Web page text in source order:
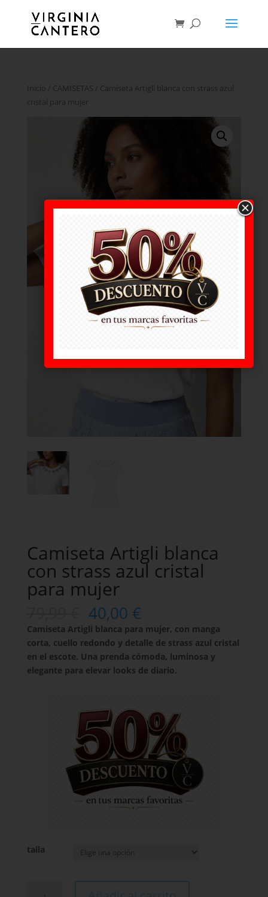
Inicio / CAMISETAS / Camiseta Artigli blanca con strass azul
cristal para mujer
Camiseta Artigli blanca
con strass azul cristal
para mujer
40,00 €
Camiseta Artigli blanca para mujer, con manga
corta, cuello redondo y detalle de strass azul cristal
en el escote. Una prenda cómoda, luminosa y
elegante para elevar looks de diario.
talla